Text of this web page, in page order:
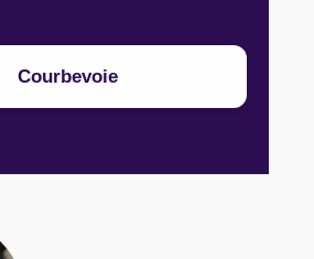
Courbevoie